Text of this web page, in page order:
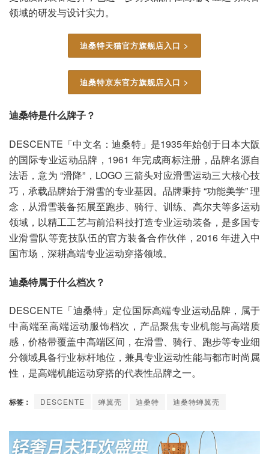
领域的研发与设计实力。
迪桑特天猫官方旗舰店入口 >
迪桑特京东官方旗舰店入口 >
迪桑特是什么牌子？
DESCENTE「中文名：迪桑特」是1935年始创于日本大阪
的国际专业运动品牌，1961 年完成商标注册，品牌名源自
法语，意为 “滑降”，LOGO 三箭头对应滑雪运动三大核心技
巧，承载品牌始于滑雪的专业基因。品牌秉持 “功能美学” 理
念，从滑雪装备拓展至跑步、骑行、训练、高尔夫等多运动
领域，以精工工艺与前沿科技打造专业运动装备，是多国专
业滑雪队等竞技队伍的官方装备合作伙伴，2016 年进入中
国市场，深耕高端专业运动穿搭领域。
迪桑特属于什么档次？
DESCENTE「迪桑特」定位国际高端专业运动品牌，属于
中高端至高端运动服饰档次，产品聚焦专业机能与高端质
感，价格带覆盖中高端区间，在滑雪、骑行、跑步等专业细
分领域具备行业标杆地位，兼具专业运动性能与都市时尚属
性，是高端机能运动穿搭的代表性品牌之一。
标签： DESCENTE 蝉翼壳 迪桑特 迪桑特蝉翼壳